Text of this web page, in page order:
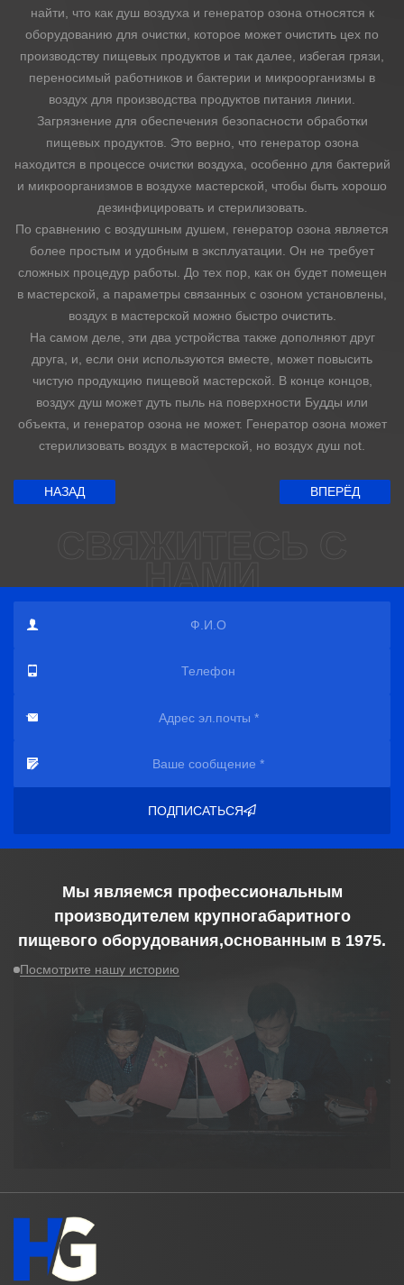
найти, что как душ воздуха и генератор озона относятся к
оборудованию для очистки, которое может очистить цех по
производству пищевых продуктов и так далее, избегая грязи,
переносимый работников и бактерии и микроорганизмы в
воздух для производства продуктов питания линии.
Загрязнение для обеспечения безопасности обработки
пищевых продуктов. Это верно, что генератор озона
находится в процессе очистки воздуха, особенно для бактерий
и микроорганизмов в воздухе мастерской, чтобы быть хорошо
дезинфицировать и стерилизовать.
По сравнению с воздушным душем, генератор озона является
более простым и удобным в эксплуатации. Он не требует
сложных процедур работы. До тех пор, как он будет помещен
в мастерской, а параметры связанных с озоном установлены,
воздух в мастерской можно быстро очистить.
На самом деле, эти два устройства также дополняют друг
друга, и, если они используются вместе, может повысить
чистую продукцию пищевой мастерской. В конце концов,
воздух душ может дуть пыль на поверхности Будды или
объекта, и генератор озона не может. Генератор озона может
стерилизовать воздух в мастерской, но воздух душ not.
НАЗАД ВПЕРЁД
НАМИ
ПОДПИСАТЬСЯ
Мы являемся профессиональным
производителем крупногабаритного
пищевого оборудования,основанным в 1975.
Посмотрите нашу историю